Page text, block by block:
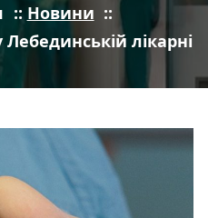
:: Новини ::
Лебединській лікарні